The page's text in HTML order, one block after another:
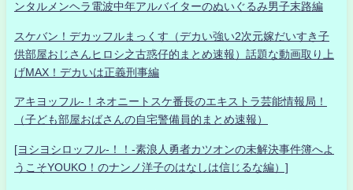
ンタルメンヘラ電波中年アルバイターのぬいぐるみ男子末路編
スケバン！デカッフルまっくす（デカい強い2次元嫁だいすき子
供部屋おじさんヒロシ之古惑仔的まとめ速報）話題な動画取り上
げMAX！デカいは正義刑事編
アキヨッフル-！ネオニートスケ番長のエキストラ芸能情報局！
（子ども部屋おばさんの自宅警備員的まとめ速報）
[ヨシヨシロッフル-！！-素浪人勇者カツオンの未解決事件簿へよ
うこそYOUKO！のナンノ洋子のはなしは信じるな編）]